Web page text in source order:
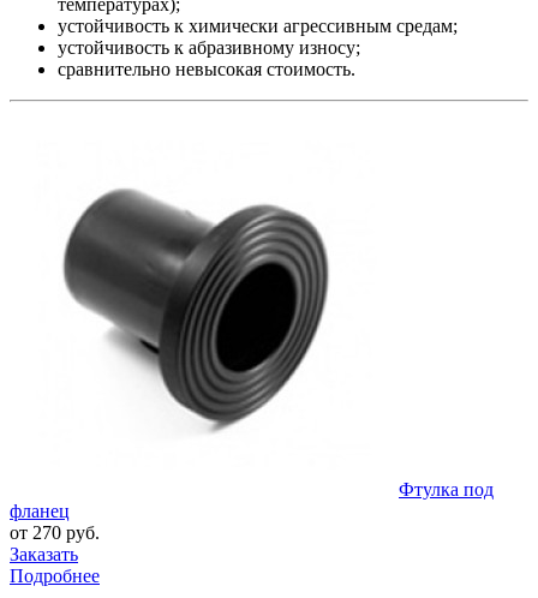
устойчивость к химически агрессивным средам;
устойчивость к абразивному износу;
сравнительно невысокая стоимость.
Фтулка под
фланец
от 270 руб.
Заказать
Подробнее